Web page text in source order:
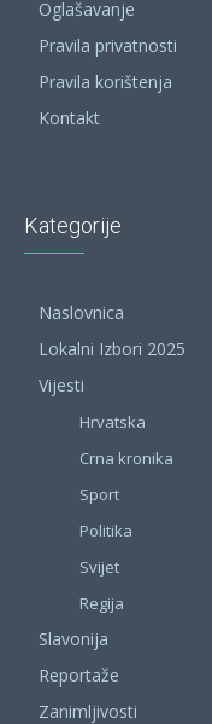
Oglašavanje
Pravila privatnosti
Pravila korištenja
Kontakt
Kategorije
Naslovnica
Lokalni Izbori 2025
Vijesti
Hrvatska
Crna kronika
Sport
Politika
Svijet
Regija
Slavonija
Reportaže
Zanimljivosti